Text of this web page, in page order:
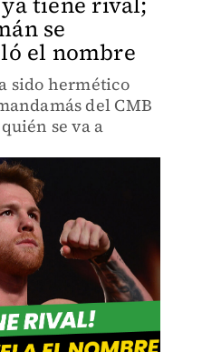
se
el nombre
sido hermético
del CMB
se va a